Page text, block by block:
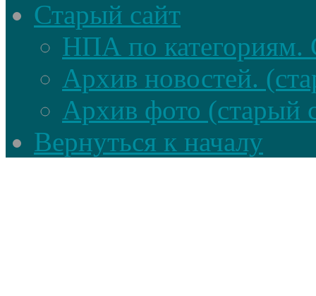
Старый сайт
НПА по категориям.
Архив новостей.
Архив фото (старый
Вернуться к началу